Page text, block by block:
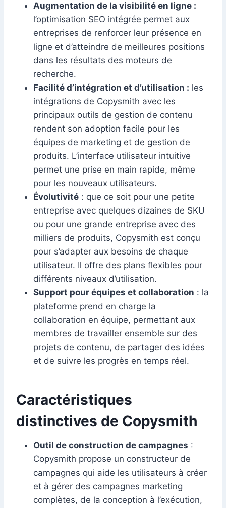
Augmentation de la visibilité en ligne :
l’optimisation SEO intégrée permet aux
entreprises de renforcer leur présence en
ligne et d’atteindre de meilleures positions
dans les résultats des moteurs de
recherche.
Facilité d’intégration et d’utilisation : les
intégrations de Copysmith avec les
principaux outils de gestion de contenu
rendent son adoption facile pour les
équipes de marketing et de gestion de
produits. L’interface utilisateur intuitive
permet une prise en main rapide, même
pour les nouveaux utilisateurs.
Évolutivité : que ce soit pour une petite
entreprise avec quelques dizaines de SKU
ou pour une grande entreprise avec des
milliers de produits, Copysmith est conçu
pour s’adapter aux besoins de chaque
utilisateur. Il offre des plans flexibles pour
différents niveaux d’utilisation.
Support pour équipes et collaboration : la
plateforme prend en charge la
collaboration en équipe, permettant aux
membres de travailler ensemble sur des
projets de contenu, de partager des idées
et de suivre les progrès en temps réel.
Caractéristiques
distinctives de Copysmith
Outil de construction de campagnes :
Copysmith propose un constructeur de
campagnes qui aide les utilisateurs à créer
et à gérer des campagnes marketing
complètes, de la conception à l’exécution,